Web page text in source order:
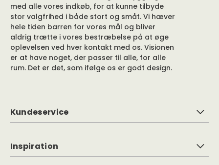
med alle vores indkøb, for at kunne tilbyde
stor valgfrihed i både stort og småt. Vi hæver
hele tiden barren for vores mål og bliver
aldrig trætte i vores bestræbelse på at øge
oplevelsen ved hver kontakt med os. Visionen
er at have noget, der passer til alle, for alle
rum. Det er det, som ifølge os er godt design.
Kundeservice
Inspiration